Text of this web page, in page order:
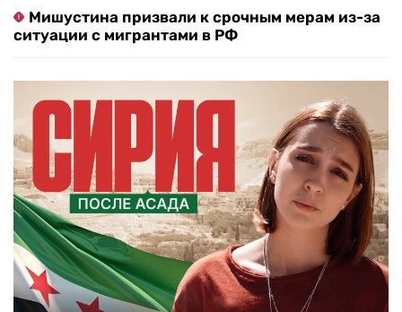
Мишустина призвали к срочным мерам из-за
ситуации с мигрантами в РФ